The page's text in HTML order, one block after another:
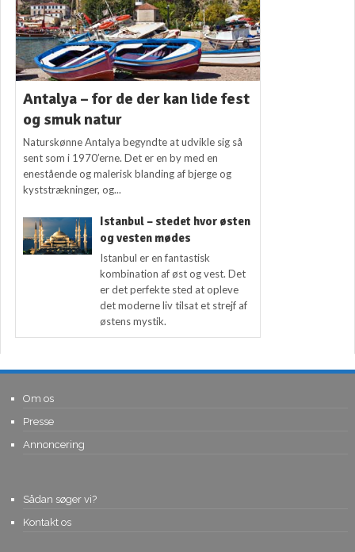
Antalya – for de der kan lide fest
og smuk natur
Naturskønne Antalya begyndte at udvikle sig så
sent som i 1970’erne. Det er en by med en
enestående og malerisk blanding af bjerge og
kyststrækninger, og...
Istanbul – stedet hvor østen
og vesten mødes
Istanbul er en fantastisk
kombination af øst og vest. Det
er det perfekte sted at opleve
det moderne liv tilsat et strejf af
østens mystik.
Om os
Presse
Annoncering
Sådan søger vi?
Kontakt os